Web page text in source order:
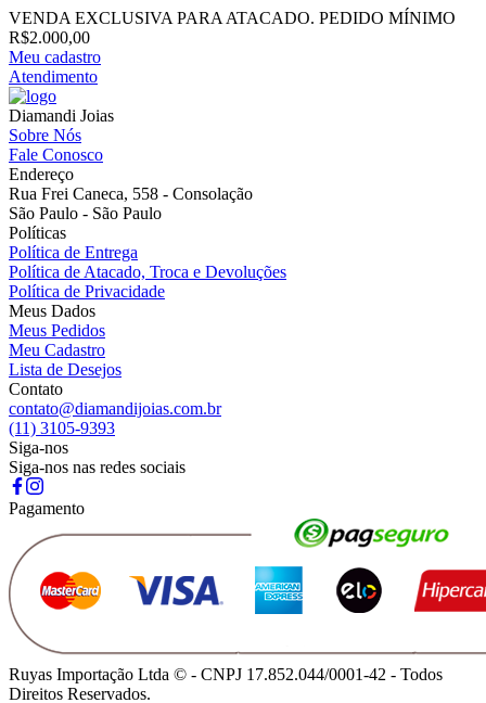
VENDA EXCLUSIVA PARA ATACADO. PEDIDO MÍNIMO
R$2.000,00
Meu cadastro
Atendimento
Diamandi Joias
Sobre Nós
Fale Conosco
Endereço
Rua Frei Caneca, 558 - Consolação
São Paulo - São Paulo
Políticas
Política de Entrega
Política de Atacado, Troca e Devoluções
Política de Privacidade
Meus Dados
Meus Pedidos
Meu Cadastro
Lista de Desejos
Contato
contato@diamandijoias.com.br
(11) 3105-9393
Siga-nos
Siga-nos nas redes sociais
Pagamento
Ruyas Importação Ltda © - CNPJ 17.852.044/0001-42 - Todos
Direitos Reservados.